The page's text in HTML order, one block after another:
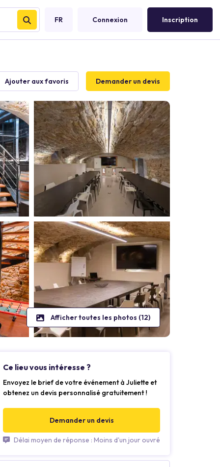
FR Connexion Inscription
Ajouter aux favoris Demander un devis
Afficher toutes les photos (12)
Ce lieu vous intéresse ?
Envoyez le brief de votre événement à Juliette et
obtenez un devis personnalisé gratuitement !
Demander un devis
Délai moyen de réponse : Moins d'un jour ouvré